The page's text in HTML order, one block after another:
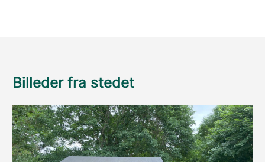
Billeder fra stedet